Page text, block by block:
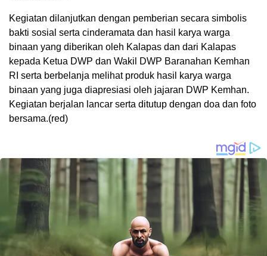
Kegiatan dilanjutkan dengan pemberian secara simbolis
bakti sosial serta cinderamata dan hasil karya warga
binaan yang diberikan oleh Kalapas dan dari Kalapas
kepada Ketua DWP dan Wakil DWP Baranahan Kemhan
RI serta berbelanja melihat produk hasil karya warga
binaan yang juga diapresiasi oleh jajaran DWP Kemhan.
Kegiatan berjalan lancar serta ditutup dengan doa dan foto
bersama.(red)